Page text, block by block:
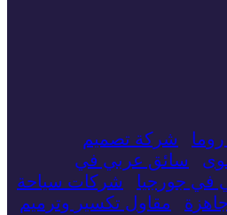
شركة تصميم
سائق عربي في
في جورجيا
شركات سياحة
مقاول تكسير وترميم